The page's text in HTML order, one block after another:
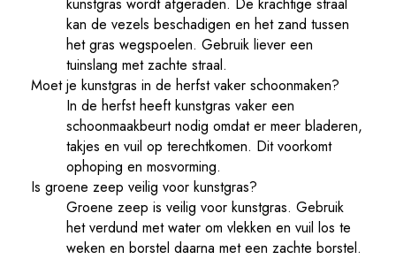
kan de vezels beschadigen en het zand tussen
het gras wegspoelen. Gebruik liever een
tuinslang met zachte straal.
Moet je kunstgras in de herfst vaker schoonmaken?
In de herfst heeft kunstgras vaker een
schoonmaakbeurt nodig omdat er meer bladeren,
takjes en vuil op terechtkomen. Dit voorkomt
ophoping en mosvorming.
Is groene zeep veilig voor kunstgras?
Groene zeep is veilig voor kunstgras. Gebruik
het verdund met water om vlekken en vuil los te
weken en borstel daarna met een zachte borstel.